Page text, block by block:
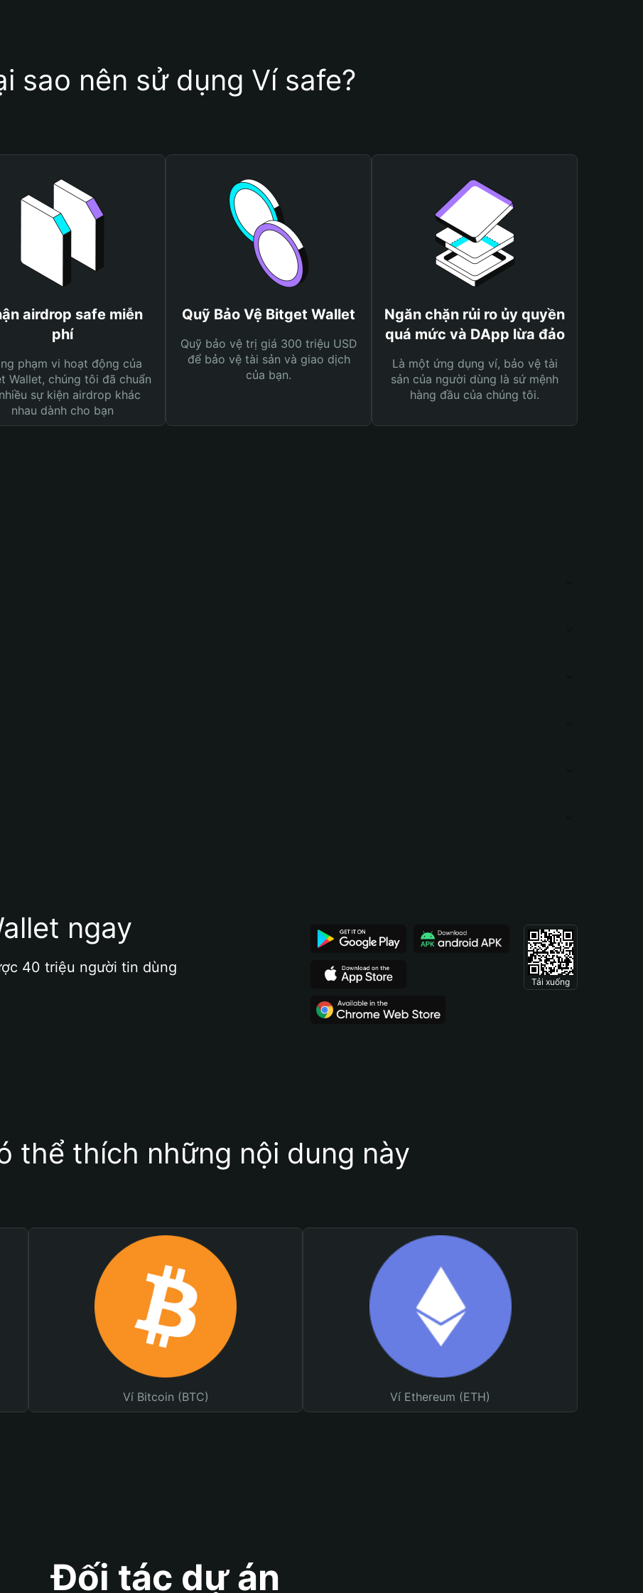
sao nên sử dụng Ví safe?
airdrop safe miễn
phí
phạm vi hoạt động của
Wallet, chúng tôi đã chuẩn
sự kiện airdrop khác
nhau dành cho bạn
Quỹ Bảo Vệ Bitget Wallet
Quỹ bảo vệ trị giá 300 triệu USD
để bảo vệ tài sản và giao dịch
của bạn.
Ngăn chặn rủi ro ủy quyền
quá mức và DApp lừa đảo
Là một ứng dụng ví, bảo vệ tài
sản của người dùng là sứ mệnh
hàng đầu của chúng tôi.
ngay
40 triệu người tin dùng
Tải xuống
thể thích những nội dung này
Ví Bitcoin (BTC) Ví Ethereum (ETH)
Đối tác dự án